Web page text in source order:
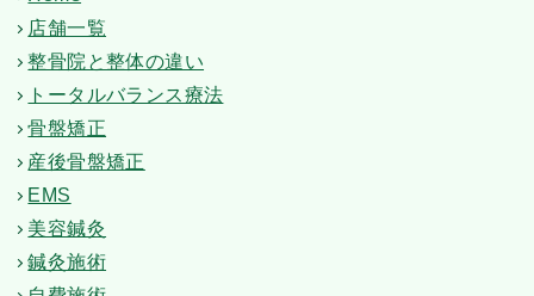
店舗一覧
整骨院と整体の違い
トータルバランス療法
骨盤矯正
産後骨盤矯正
EMS
美容鍼灸
鍼灸施術